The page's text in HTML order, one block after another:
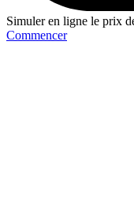
Simuler en ligne le prix
Commencer